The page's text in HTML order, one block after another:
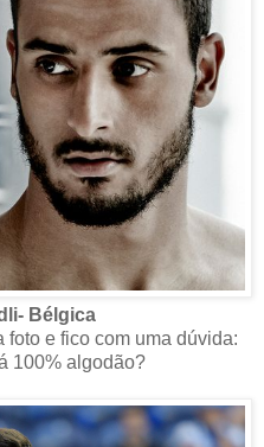
Bélgica
e fico com uma dúvida:
100% algodão?